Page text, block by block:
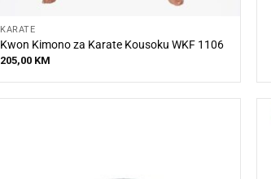
KARATE
Kwon Kimono za Karate Kousoku WKF 1106
205,00 KM